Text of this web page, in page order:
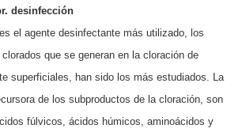
desinfección
el agente desinfectante más utilizado, los
que se generan en la cloración de
superficiales, han sido los más estudiados. La
de los subproductos de la cloración, son
fúlvicos, ácidos húmicos, aminoácidos y